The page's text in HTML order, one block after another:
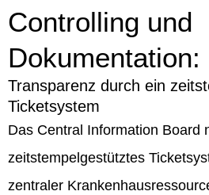
Controlling und
Dokumentation:
Transparenz durch ein
Ticketsystem
Das Central Information Board
zeitstempelgestütztes
zentraler